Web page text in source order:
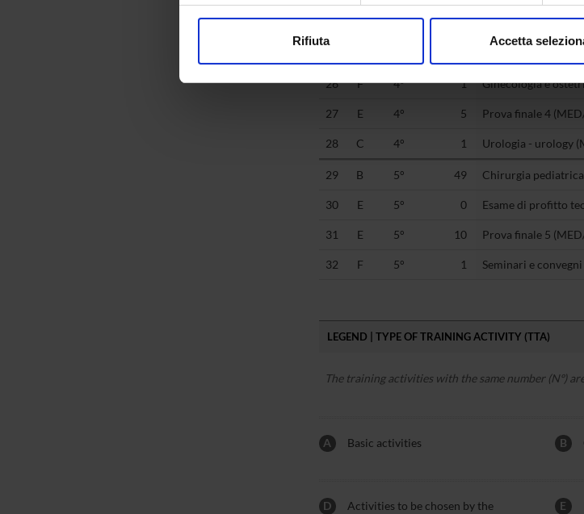
modificare o ritirare il tuo consenso in qualsiasi momento dalla
che hanno raccolto dal tuo utilizzo dei loro servizi.
Rifiuta Accetta
24 B 4° 53 Chirurgia pediatrica
26 F 4° 1 Ginecologia e
27 E 4° 5 Prova finale 4
28 C 4° 1 Urologia - urology
29 B 5° 49 Chirurgia
30 E 5° 0 Esame di profitto
31 E 5° 10 Prova finale 5
32 F 5° 1 Seminari e convegni
LEGEND | TYPE OF TRAINING ACTIVITY (TTA)
The training activities with the same number (Nº)
A Basic activities B
D
Activities to be chosen by the
E